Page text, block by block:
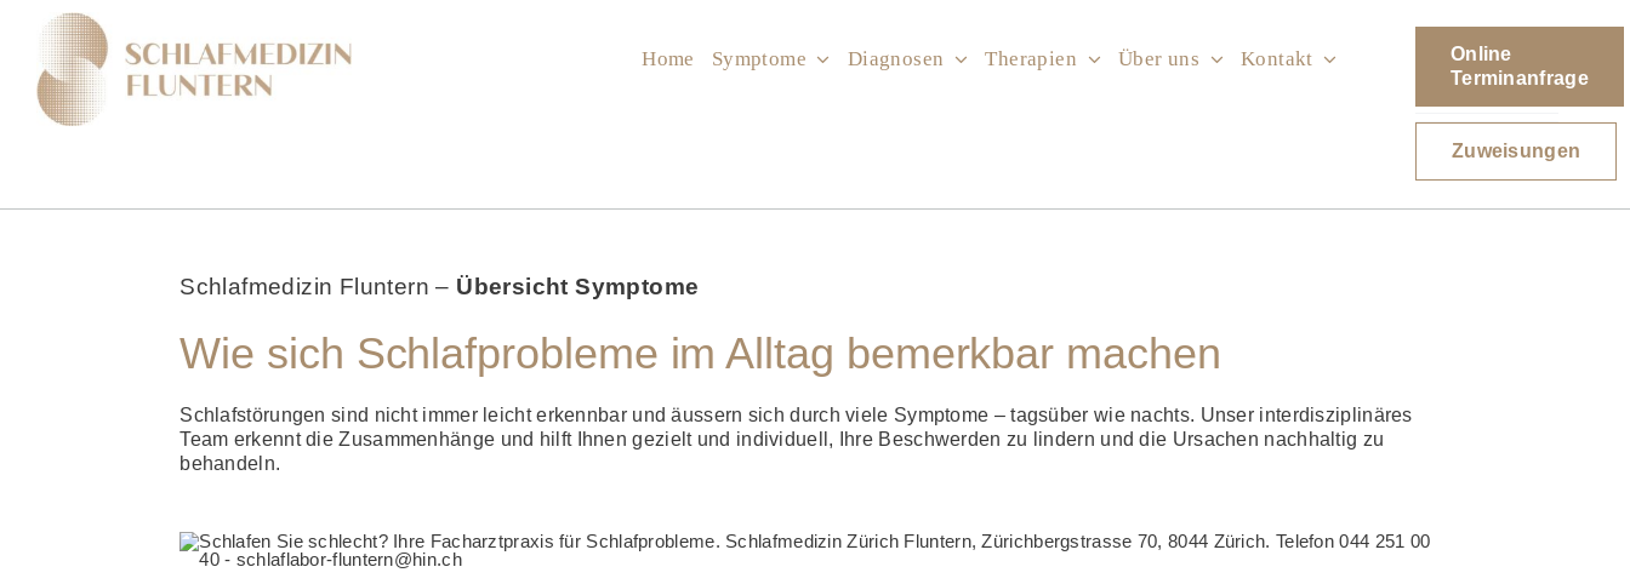
Inhalt
springen
Home Symptome Diagnosen Therapien Über uns Kontakt
Online
Terminanfrage
Zuweisungen
Schlafmedizin Fluntern – Übersicht Symptome
Wie sich Schlafprobleme im Alltag bemerkbar machen
Schlafstörungen sind nicht immer leicht er­kennbar und äussern sich durch viele Symptome – tagsüber wie nachts. Unser inter­­disziplinäres
Team erkennt die Zu­sammen­­hänge und hilft Ihnen ge­zielt und individuell, Ihre Be­schwerden zu lindern und die Ursachen nach­haltig zu
behandeln.